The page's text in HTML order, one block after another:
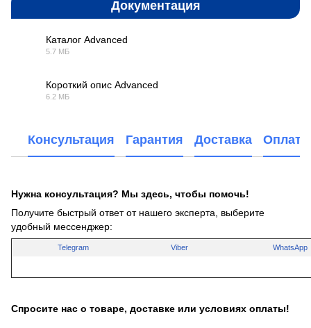
Документация
Каталог Advanced
5.7 МБ
Короткий опис Advanced
6.2 МБ
Консультация Гарантия Доставка Оплата
Нужна консультация? Мы здесь, чтобы помочь!
Получите быстрый ответ от нашего эксперта, выберите
удобный мессенджер:
Telegram Viber WhatsApp
Спросите нас о товаре, доставке или условиях оплаты!